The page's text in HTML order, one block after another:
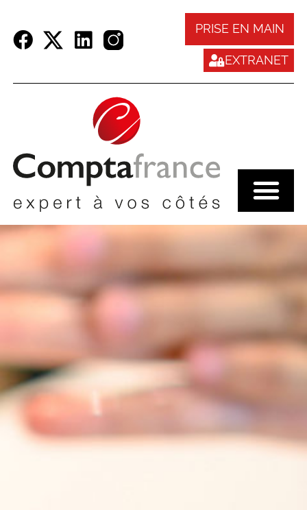
PRISE EN MAIN
EXTRANET